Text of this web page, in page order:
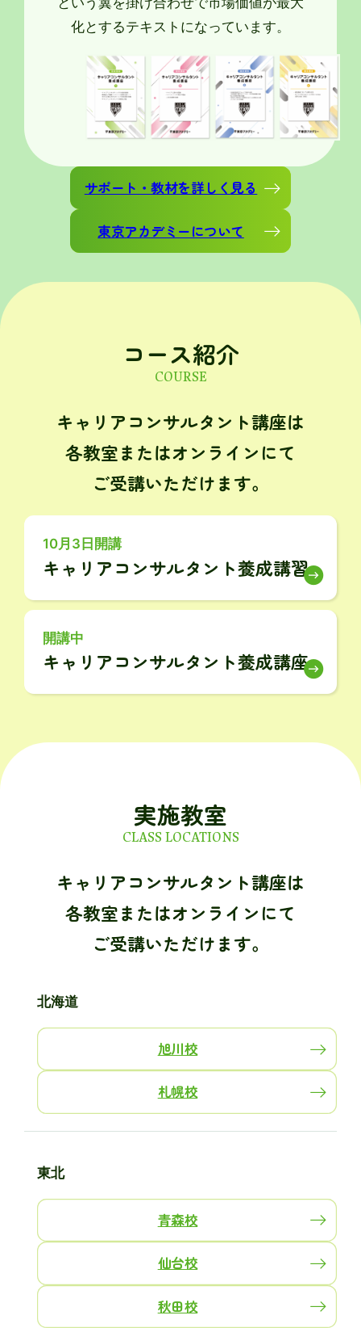
化とするテキストになっています。
サポート・教材を詳しく見る
東京アカデミーについて
コース紹介
COURSE
キャリアコンサルタント講座は
各教室またはオンラインにて
ご受講いただけます。
10月3日開講
キャリアコンサルタント養成講習
開講中
キャリアコンサルタント養成講座
実施教室
CLASS LOCATIONS
キャリアコンサルタント講座は
各教室またはオンラインにて
ご受講いただけます。
北海道
旭川校
札幌校
東北
青森校
仙台校
秋田校